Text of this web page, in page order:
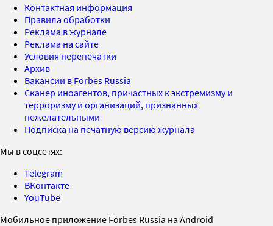
Контактная информация
Правила обработки
Реклама в журнале
Реклама на сайте
Условия перепечатки
Архив
Вакансии в Forbes Russia
Сканер иноагентов, причастных к экстремизму и
терроризму и организаций, признанных
нежелательными
Подписка на печатную версию журнала
Мы в соцсетях:
Telegram
ВКонтакте
YouTube
Мобильное приложение Forbes Russia на Android